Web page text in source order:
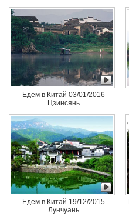
Едем в Китай 03/01/2016
Цзинсянь
Едем в Китай 19/12/2015
Лунчуань